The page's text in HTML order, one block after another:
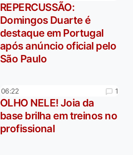
REPERCUSSÃO:
Domingos Duarte é
destaque em Portugal
após anúncio oficial pelo
São Paulo
06:22 1
OLHO NELE! Joia da
base brilha em treinos no
profissional